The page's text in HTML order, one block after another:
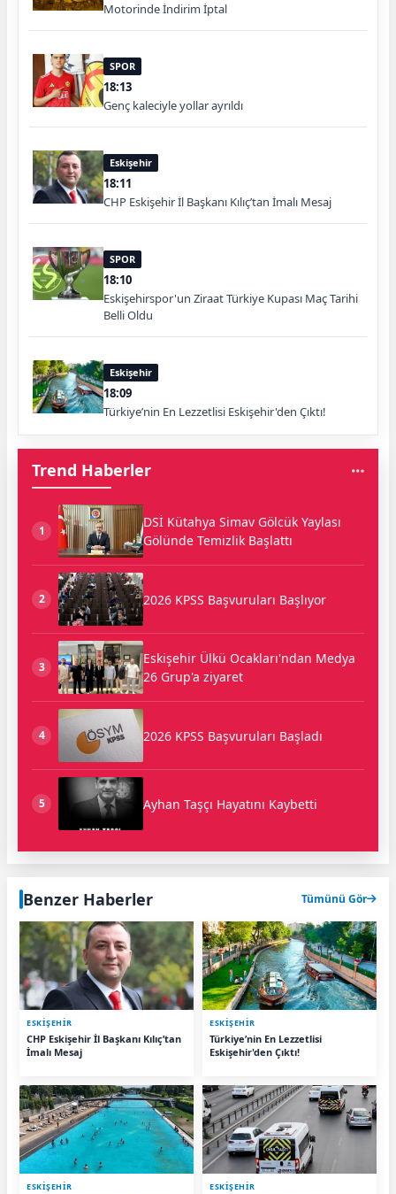
Motorinde İndirim İptal
SPOR
18:13
Genç kaleciyle yollar ayrıldı
Eskişehir
18:11
CHP Eskişehir İl Başkanı Kılıç’tan İmalı Mesaj
SPOR
18:10
Eskişehirspor'un Ziraat Türkiye Kupası Maç Tarihi
Belli Oldu
Eskişehir
18:09
Türkiye’nin En Lezzetlisi Eskişehir'den Çıktı!
Trend Haberler
1
DSİ Kütahya Simav Gölcük Yaylası
Gölünde Temizlik Başlattı
2 2026 KPSS Başvuruları Başlıyor
3
Eskişehir Ülkü Ocakları'ndan Medya
26 Grup'a ziyaret
4 2026 KPSS Başvuruları Başladı
5 Ayhan Taşçı Hayatını Kaybetti
Benzer Haberler Tümünü Gör
ESKIŞEHIR
CHP Eskişehir İl Başkanı Kılıç’tan
İmalı Mesaj
ESKIŞEHIR
Türkiye’nin En Lezzetlisi
Eskişehir'den Çıktı!
ESKIŞEHIR ESKIŞEHIR